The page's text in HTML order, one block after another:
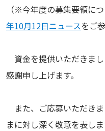
（※今年度の募集要領に
年10月12日ニュースをご
資金を提供いただきま
感謝申し上げます。
また、ご応募いただき
まに対し深く敬意を表しま